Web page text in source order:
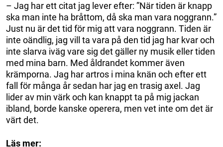
– Jag har ett citat jag lever efter: ”När tiden är knapp
ska man inte ha bråttom, då ska man vara noggrann.”
Just nu är det tid för mig att vara noggrann. Tiden är
inte oändlig, jag vill ta vara på den tid jag har kvar och
inte slarva iväg vare sig det gäller ny musik eller tiden
med mina barn. Med åldrandet kommer även
krämporna. Jag har artros i mina knän och efter ett
fall för många år sedan har jag en trasig axel. Jag
lider av min värk och kan knappt ta på mig jackan
ibland, borde kanske operera, men vet inte om det är
värt det.
Läs mer: